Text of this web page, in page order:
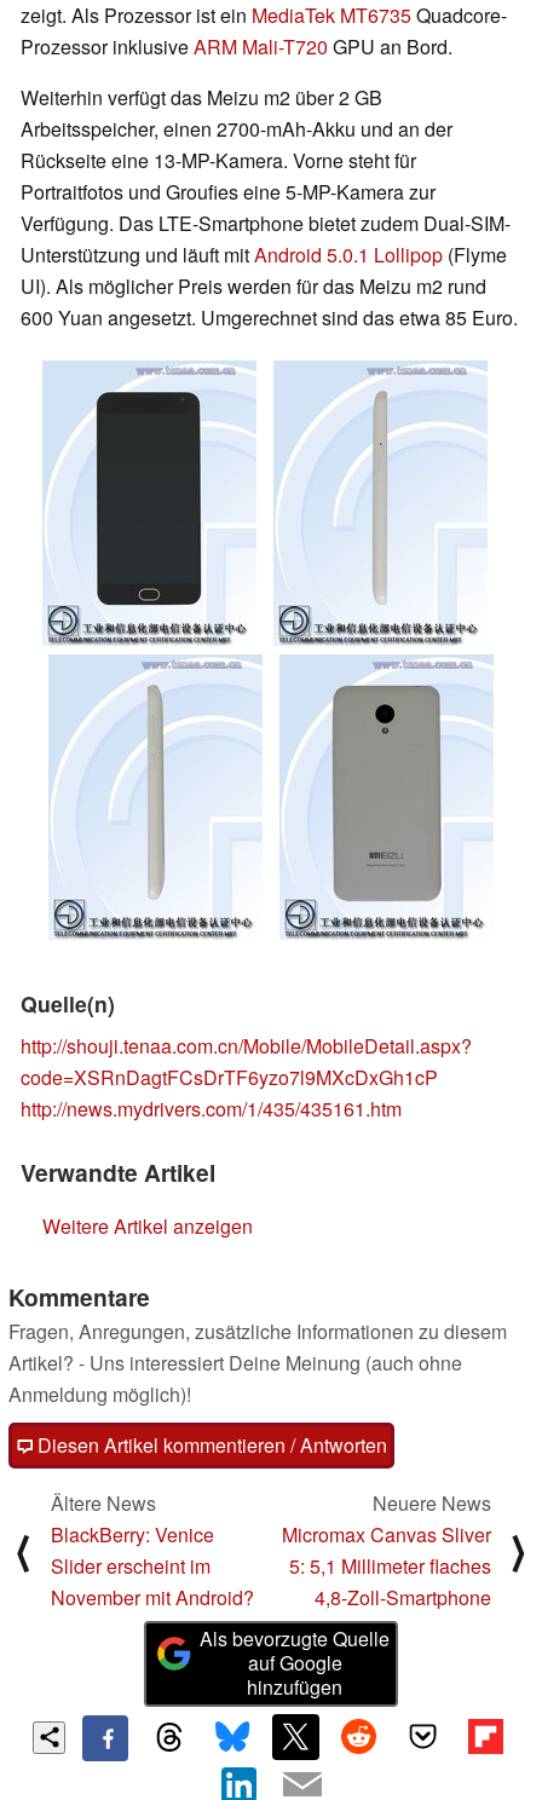
zeigt. Als Prozessor ist ein MediaTek MT6735Quadcore-
Prozessor inklusiveARM Mali-T720 GPU an Bord.
Weiterhin verfügt das Meizu m2 über 2 GB
Arbeitsspeicher, einen 2700-mAh-Akku und an der
Rückseite eine 13-MP-Kamera. Vorne steht für
Portraitfotos und Groufies eine 5-MP-Kamera zur
Verfügung. Das LTE-Smartphone bietet zudem Dual-SIM-
Unterstützung und läuft mitAndroid 5.0.1 Lollipop (Flyme
UI). Als möglicher Preis werden für das Meizu m2 rund
600 Yuan angesetzt. Umgerechnet sind das etwa 85 Euro.
Quelle(n)
http://shouji.tenaa.com.cn/Mobile/MobileDetail.aspx?
code=XSRnDagtFCsDrTF6yzo7l9MXcDxGh1cP
http://news.mydrivers.com/1/435/435161.htm
Verwandte Artikel
Weitere Artikel anzeigen
Kommentare
Fragen, Anregungen, zusätzliche Informationen zu diesem
Artikel? - Uns interessiert Deine Meinung (auch ohne
Anmeldung möglich)!
Diesen Artikel kommentieren / Antworten
⟨
Ältere News
BlackBerry: Venice
Slider erscheint im
November mit Android?
Neuere News
Micromax Canvas Sliver
5: 5,1 Millimeter flaches
4,8-Zoll-Smartphone
⟩
Als bevorzugte Quelle
auf Google
hinzufügen